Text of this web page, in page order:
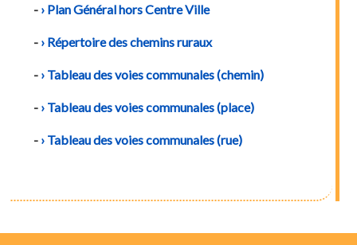
- Plan Général hors Centre Ville
- Répertoire des chemins ruraux
- Tableau des voies communales (chemin)
- Tableau des voies communales (place)
- Tableau des voies communales (rue)